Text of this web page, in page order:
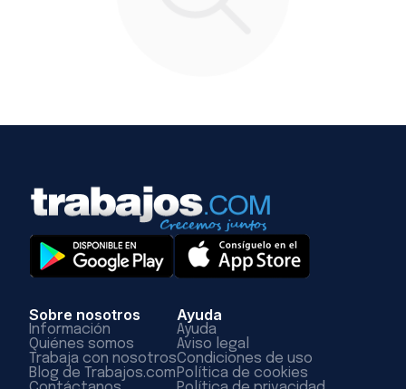
Sobre nosotros
Información
Quiénes somos
Trabaja con nosotros
Blog de Trabajos.com
Ayuda
Ayuda
Aviso legal
Condiciones de uso
Política de cookies